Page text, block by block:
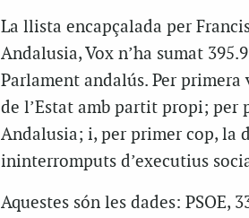
La llista encapçalada per
Andalusia, Vox n’ha sumat
Parlament andalús. Per
de l’Estat amb partit propi; per
Andalusia; i, per primer cop, la
ininterromputs d’executius
Aquestes són les dades: PSOE,